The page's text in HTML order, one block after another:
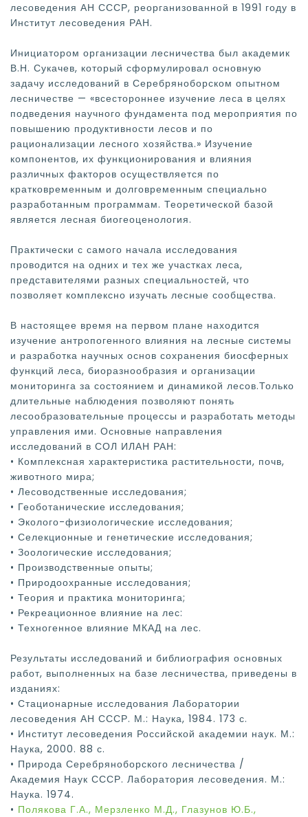
лесоведения АН СССР, реорганизованной в 1991 году в
Институт лесоведения РАН.
Инициатором организации лесничества был академик
В.Н. Сукачев, который сформулировал основную
задачу исследований в Серебряноборском опытном
лесничестве — «всестороннее изучение леса в целях
подведения научного фундамента под мероприятия по
повышению продуктивности лесов и по
рационализации лесного хозяйства.» Изучение
компонентов, их функционирования и влияния
различных факторов осуществляется по
кратковременным и долговременным специально
разработанным программам. Теоретической базой
является лесная биогеоценология.
Практически с самого начала исследования
проводится на одних и тех же участках леса,
представителями разных специальностей, что
позволяет комплексно изучать лесные сообщества.
В настоящее время на первом плане находится
изучение антропогенного влияния на лесные системы
и разработка научных основ сохранения биосферных
функций леса, биоразнообразия и организации
мониторинга за состоянием и динамикой лесов.Только
длительные наблюдения позволяют понять
лесообразовательные процессы и разработать методы
управления ими. Основные направления
исследований в СОЛ ИЛАН РАН:
• Комплексная характеристика растительности, почв,
животного мира;
• Лесоводственные исследования;
• Геоботанические исследования;
• Эколого-физиологические исследования;
• Селекционные и генетические исследования;
• Зоологические исследования;
• Производственные опыты;
• Природоохранные исследования;
• Теория и практика мониторинга;
• Рекреационное влияние на лес:
• Техногенное влияние МКАД на лес.
Результаты исследований и библиография основных
работ, выполненных на базе лесничества, приведены в
изданиях:
• Стационарные исследования Лаборатории
лесоведения АН СССР. М.: Наука, 1984. 173 с.
• Институт лесоведения Российской академии наук. М.:
Наука, 2000. 88 с.
• Природа Серебряноборского лесничества /
Академия Наук СССР. Лаборатория лесоведения. М.:
Наука. 1974.
• Полякова Г.А., Мерзленко М.Д., Глазунов Ю.Б.,